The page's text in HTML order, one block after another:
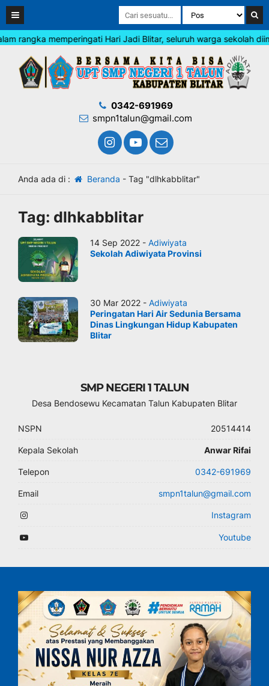
rangka memperingati Hari Jadi Blitar, seluruh warga sekolah
0342-691969
smpn1talun@gmail.com
Anda ada di : Beranda - Tag "dlhkabblitar"
Tag: dlhkabblitar
14 Sep 2022 - Adiwiyata
Sekolah Adiwiyata Provinsi
30 Mar 2022 - Adiwiyata
Peringatan Hari Air Sedunia Bersama
Dinas Lingkungan Hidup Kabupaten
Blitar
SMP NEGERI 1 TALUN
Desa Bendosewu Kecamatan Talun Kabupaten Blitar
NSPN 20514414
Kepala Sekolah Anwar Rifai
Telepon 0342-691969
Email smpn1talun@gmail.com
Instagram
Youtube